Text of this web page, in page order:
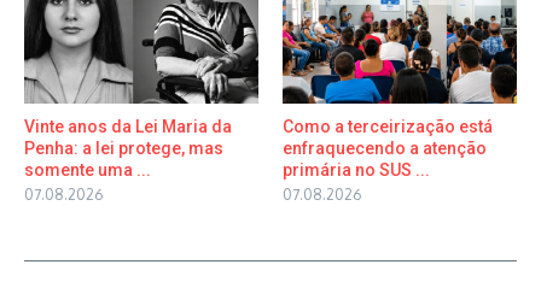
Vinte anos da Lei Maria da
Penha: a lei protege, mas
somente uma ...
07.08.2026
Como a terceirização está
enfraquecendo a atenção
primária no SUS ...
07.08.2026